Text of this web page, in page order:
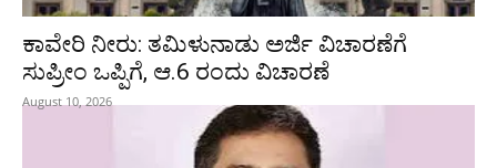
ಕಾವೇರಿ ನೀರು: ತಮಿಳುನಾಡು ಅರ್ಜಿ ವಿಚಾರಣೆಗೆ
ಸುಪ್ರೀಂ ಒಪ್ಪಿಗೆ, ಆ.6 ರಂದು ವಿಚಾರಣೆ
August 10, 2026